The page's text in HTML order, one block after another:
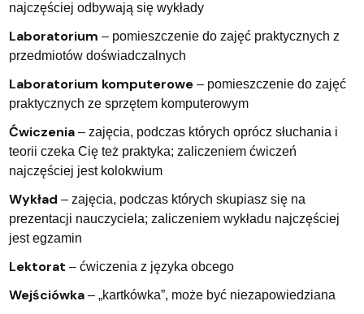
najczęściej odbywają się wykłady
Laboratorium – pomieszczenie do zajęć praktycznych z
przedmiotów doświadczalnych
Laboratorium komputerowe – pomieszczenie do zajęć
praktycznych ze sprzętem komputerowym
Ćwiczenia – zajęcia, podczas których oprócz słuchania i
teorii czeka Cię też praktyka; zaliczeniem ćwiczeń
najczęściej jest kolokwium
Wykład – zajęcia, podczas których skupiasz się na
prezentacji nauczyciela; zaliczeniem wykładu najczęściej
jest egzamin
Lektorat – ćwiczenia z języka obcego
Wejściówka – „kartkówka”, może być niezapowiedziana